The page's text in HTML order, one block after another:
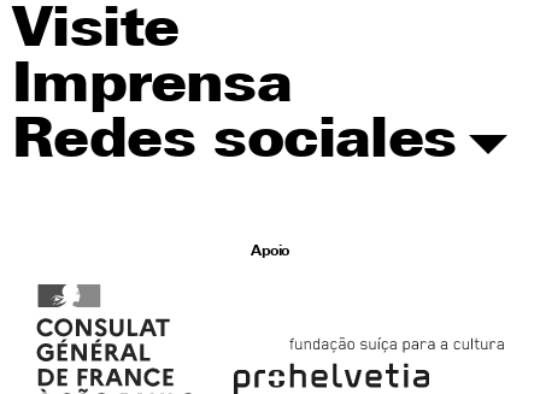
Publicaciones
Visite
Imprensa
Visite
Imprensa
Redes sociales
Apoio